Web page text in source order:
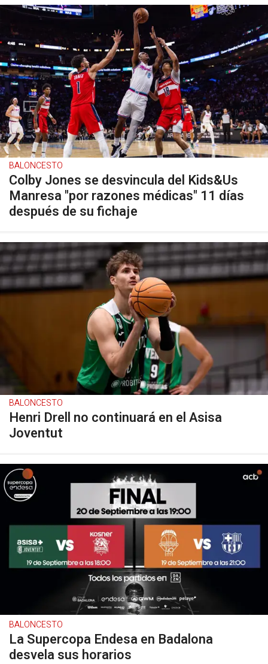
BALONCESTO
Colby Jones se desvincula del Kids&Us
Manresa "por razones médicas" 11 días
después de su fichaje
BALONCESTO
Henri Drell no continuará en el Asisa
Joventut
BALONCESTO
La Supercopa Endesa en Badalona
desvela sus horarios